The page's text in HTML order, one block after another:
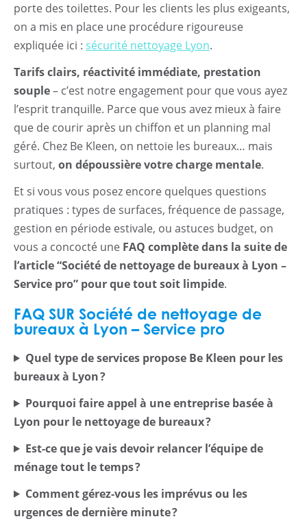
porte des toilettes. Pour les clients les plus exigeants,
on a mis en place une procédure rigoureuse
expliquée ici : sécurité nettoyage Lyon.
Tarifs clairs, réactivité immédiate, prestation
souple– c’est notre engagement pour que vous ayez
l’esprit tranquille. Parce que vous avez mieux à faire
que de courir après un chiffon et un planning mal
géré. Chez Be Kleen, on nettoie les bureaux… mais
surtout, on dépoussière votre charge mentale.
Et si vous vous posez encore quelques questions
pratiques : types de surfaces, fréquence de passage,
gestion en période estivale, ou astuces budget, on
vous a concocté une FAQ complète dans la suite de
l’article “Société de nettoyage de bureaux à Lyon –
Service pro” pour que tout soit limpide.
FAQ SUR Société de nettoyage de
bureaux à Lyon – Service pro
Quel type de services propose Be Kleen pour les
bureaux à Lyon ?
Pourquoi faire appel à une entreprise basée à
Lyon pour le nettoyage de bureaux ?
Est-ce que je vais devoir relancer l’équipe de
ménage tout le temps ?
Comment gérez-vous les imprévus ou les
urgences de dernière minute ?